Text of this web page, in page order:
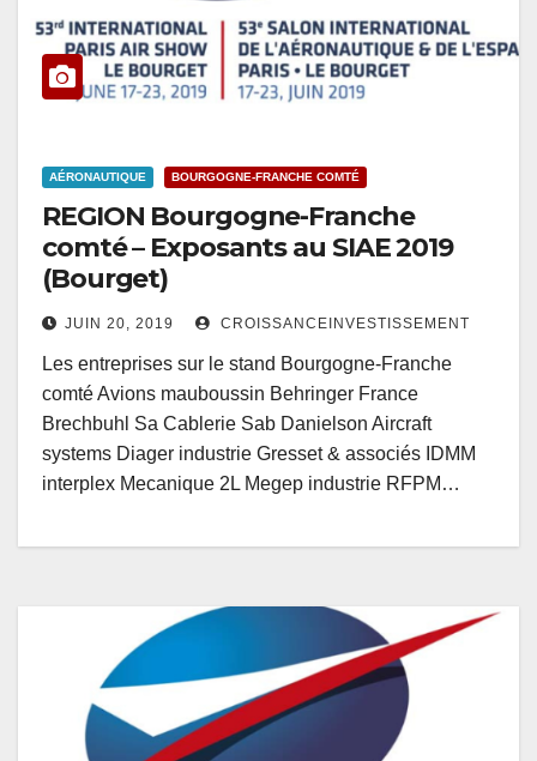
AÉRONAUTIQUE BOURGOGNE-FRANCHE COMTÉ
REGION Bourgogne-Franche
comté – Exposants au SIAE 2019
(Bourget)
JUIN 20, 2019 CROISSANCEINVESTISSEMENT
Les entreprises sur le stand Bourgogne-Franche
comté Avions mauboussin Behringer France
Brechbuhl Sa Cablerie Sab Danielson Aircraft
systems Diager industrie Gresset & associés IDMM
interplex Mecanique 2L Megep industrie RFPM…